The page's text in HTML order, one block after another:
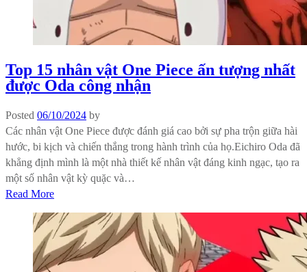
Top 15 nhân vật One Piece ấn tượng nhất
được Oda công nhận
Posted 06/10/2024 by
Các nhân vật One Piece được đánh giá cao bởi sự pha trộn giữa hài
hước, bi kịch và chiến thắng trong hành trình của họ.Eichiro Oda đã
khẳng định mình là một nhà thiết kế nhân vật đáng kinh ngạc, tạo ra
một số nhân vật kỳ quặc và…
Read More